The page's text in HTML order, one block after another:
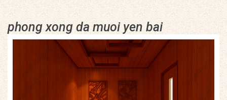
phong xong da muoi yen bai